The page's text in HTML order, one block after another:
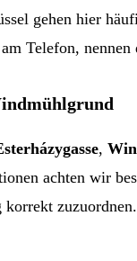
gehen hier
Telefon,
,
achten wir
korrekt zuzuordnen.